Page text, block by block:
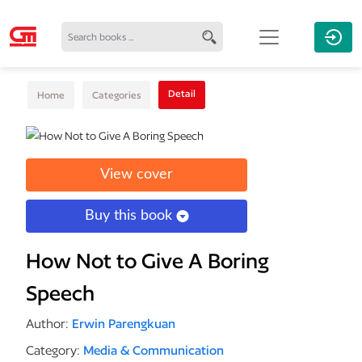
Home Categories Detail
View cover
Buy this book
How Not to Give A Boring
Speech
Author: Erwin Parengkuan
Category: Media & Communication